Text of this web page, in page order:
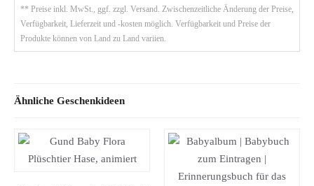
** Preise inkl. MwSt., ggf. zzgl. Versand. Zwischenzeitliche Änderung der Preise,
Verfügbarkeit, Lieferzeit und -kosten möglich. Verfügbarkeit und Preise der
Produkte können von Land zu Land variien.
Ähnliche Geschenkideen